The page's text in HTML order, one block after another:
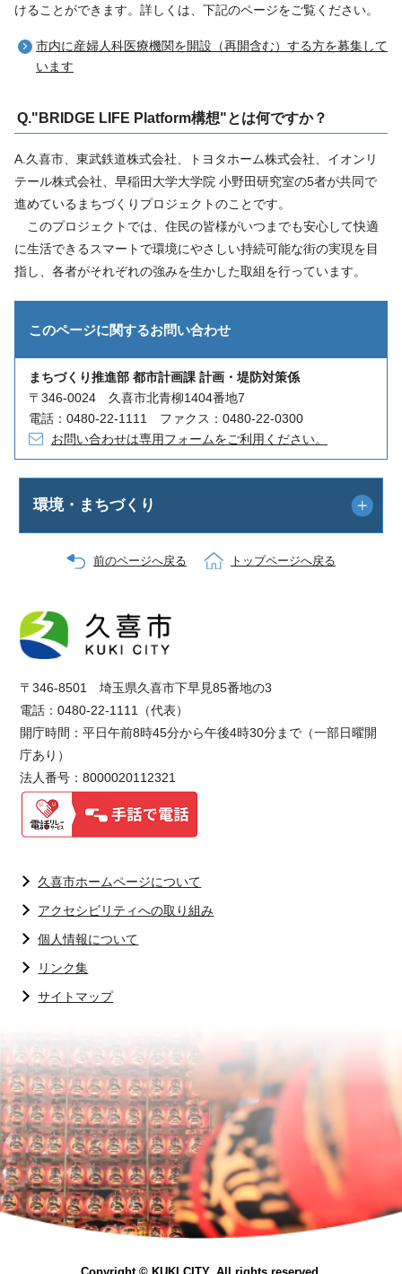
けることができます。詳しくは、下記のページをご覧ください。
市内に産婦人科医療機関を開設（再開含む）する方を募集して
います
Q."BRIDGE LIFE Platform構想"とは何ですか？
A.久喜市、東武鉄道株式会社、トヨタホーム株式会社、イオンリ
テール株式会社、早稲田大学大学院 小野田研究室の5者が共同で
進めているまちづくりプロジェクトのことです。
このプロジェクトでは、住民の皆様がいつまでも安心して快適
に生活できるスマートで環境にやさしい持続可能な街の実現を目
指し、各者がそれぞれの強みを生かした取組を行っています。
このページに関するお問い合わせ
まちづくり推進部 都市計画課 計画・堤防対策係
〒346-0024 久喜市北青柳1404番地7
電話：0480-22-1111 ファクス：0480-22-0300
お問い合わせは専用フォームをご利用ください。
環境・まちづくり
前のページへ戻る トップページへ戻る
〒346-8501 埼玉県久喜市下早見85番地の3
電話：0480-22-1111（代表）
開庁時間：平日午前8時45分から午後4時30分まで（一部日曜開
庁あり）
法人番号：8000020112321
久喜市ホームページについて
アクセシビリティへの取り組み
個人情報について
リンク集
サイトマップ